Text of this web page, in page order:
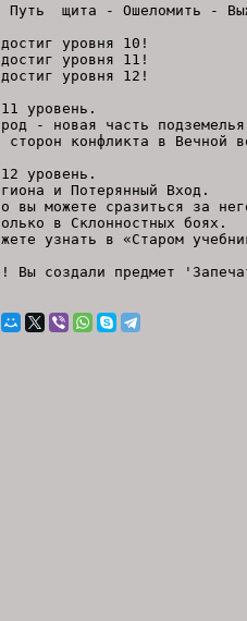
Путь щита - Ошеломить -
уровня 10!
уровня 11!
уровня 12!
уровень.
- новая часть
сторон конфликта в Вечной
уровень.
и Потерянный Вход.
вы можете сразиться за
в Склонностных боях.
узнать в «Старом
Вы создали предмет